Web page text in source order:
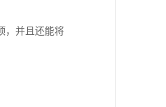
，并且还能将